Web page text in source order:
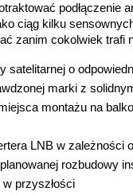
podłączenie
ciąg kilku
zanim cokolwiek trafi
satelitarnej o
marki z
montażu na
LNB w zależności
rozbudowy
przyszłości